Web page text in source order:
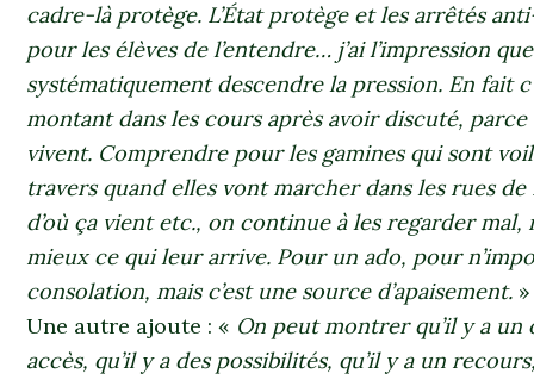
cadre-là protège. L’État protège et les arrêtés
pour les élèves de l’entendre… j’ai l’impression
systématiquement descendre la pression. En fait
montant dans les cours après avoir discuté, parce
vivent. Comprendre pour les gamines qui sont
travers quand elles vont marcher dans les rues
d’où ça vient etc., on continue à les regarder
mieux ce qui leur arrive. Pour un ado, pour
consolation, mais c’est une source d’apaisement. »
Une autre ajoute : « On peut montrer qu’il y a
accès, qu’il y a des possibilités, qu’il y a un